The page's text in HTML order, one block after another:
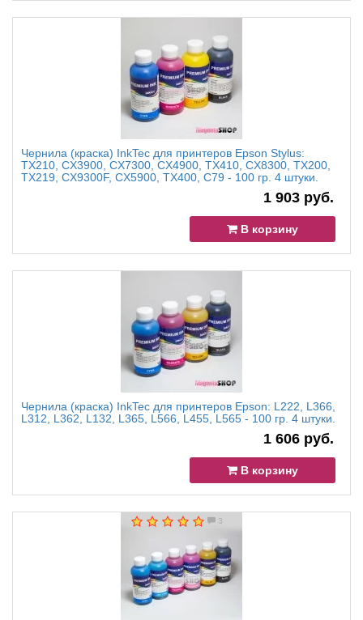
Чернила (краска) InkTec для принтеров Epson Stylus:
TX210, CX3900, CX7300, CX4900, TX410, CX8300, TX200,
TX219, CX9300F, CX5900, TX400, C79 - 100 гр. 4 штуки.
1 903 руб.
В корзину
Чернила (краска) InkTec для принтеров Epson: L222, L366,
L312, L362, L132, L365, L566, L455, L565 - 100 гр. 4 штуки.
1 606 руб.
В корзину
3